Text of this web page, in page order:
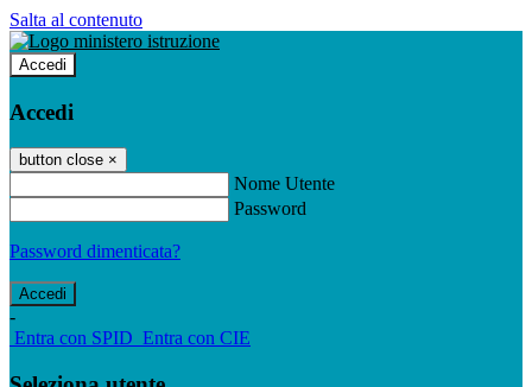
Salta al contenuto
Accedi
Accedi
button close ×
Nome Utente
Password
Password dimenticata?
-
Entra con SPID Entra con CIE